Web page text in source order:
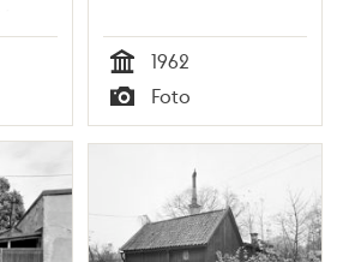
Tid
1962
Typ
Foto